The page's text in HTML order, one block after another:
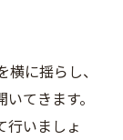
に揺らし、
てきます。
行いましょ